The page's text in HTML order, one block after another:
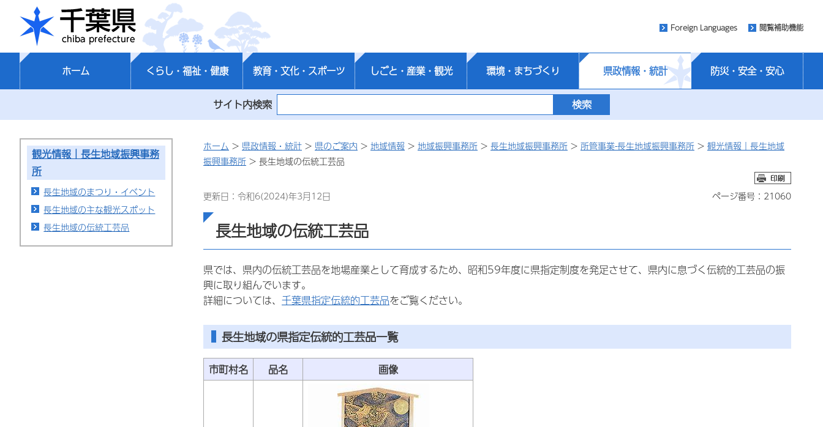
千葉県
Foreign Languages 閲覧補助機能
ホーム くらし・福祉・健康 教育・文化・スポーツ しごと・産業・観光 環境・まちづくり 県政情報・統計 防災・安全・安心
サイト内検索
観光情報｜長生地域振興事務
所
長生地域のまつり・イベント
長生地域の主な観光スポット
長生地域の伝統工芸品
ホーム > 県政情報・統計 > 県のご案内 > 地域情報 > 地域振興事務所 > 長生地域振興事務所 > 所管事業-長生地域振興事務所 > 観光情報｜長生地域
振興事務所 > 長生地域の伝統工芸品
更新日：令和6(2024)年3月12日 ページ番号：21060
長生地域の伝統工芸品
県では、県内の伝統工芸品を地場産業として育成するため、昭和59年度に県指定制度を発足させて、県内に息づく伝統的工芸品の振
興に取り組んでいます。
詳細については、 千葉県指定伝統的工芸品をご覧ください。
長生地域の県指定伝統的工芸品一覧
市町村名 品名 画像